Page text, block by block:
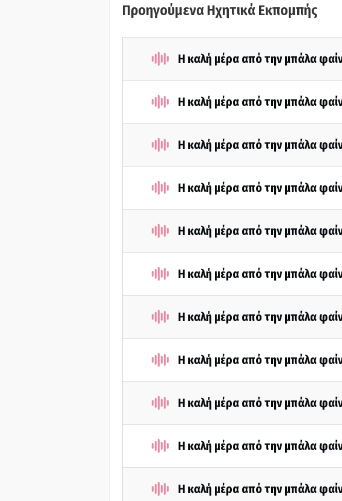
Προηγούμενα Ηχητικά Εκπομπής
Η καλή μέρα από την μπάλα
Η καλή μέρα από την μπάλα
Η καλή μέρα από την μπάλα
Η καλή μέρα από την μπάλα
Η καλή μέρα από την μπάλα
Η καλή μέρα από την μπάλα
Η καλή μέρα από την μπάλα
Η καλή μέρα από την μπάλα
Η καλή μέρα από την μπάλα
Η καλή μέρα από την μπάλα
Η καλή μέρα από την μπάλα